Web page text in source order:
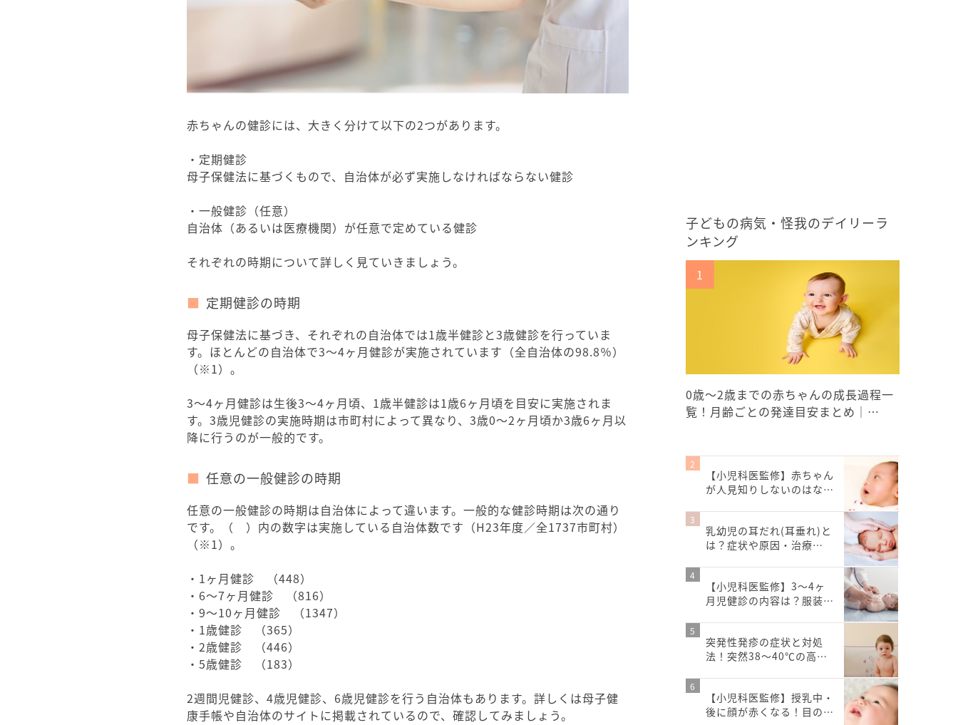
赤ちゃんの健診には、大きく分けて以下の2つがあります。
・定期健診
母子保健法に基づくもので、自治体が必ず実施しなければならない健診
・一般健診（任意）
自治体（あるいは医療機関）が任意で定めている健診
それぞれの時期について詳しく見ていきましょう。
定期健診の時期
母子保健法に基づき、それぞれの自治体では1歳半健診と3歳健診を行っていま
す。ほとんどの自治体で3～4ヶ月健診が実施されています（全自治体の98.8％）
（※1）。
3～4ヶ月健診は生後3～4ヶ月頃、1歳半健診は1歳6ヶ月頃を目安に実施されま
す。3歳児健診の実施時期は市町村によって異なり、3歳0～2ヶ月頃か3歳6ヶ月以
降に行うのが一般的です。
任意の一般健診の時期
任意の一般健診の時期は自治体によって違います。一般的な健診時期は次の通り
です。（ ）内の数字は実施している自治体数です（H23年度／全1737市町村）
（※1）。
・1ヶ月健診 （448）
・6～7ヶ月健診 （816）
・9～10ヶ月健診 （1347）
・1歳健診 （365）
・2歳健診 （446）
・5歳健診 （183）
2週間児健診、4歳児健診、6歳児健診を行う自治体もあります。詳しくは母子健
康手帳や自治体のサイトに掲載されているので、確認してみましょう。
子どもの病気・怪我のデイリーラ
ンキング
0歳〜2歳までの赤ちゃんの成長過程一
覧！月齢ごとの発達目安まとめ｜…
【小児科医監修】赤ちゃん
が人見知りしないのはな…
乳幼児の耳だれ(耳垂れ)と
は？症状や原因・治療…
【小児科医監修】3～4ヶ
月児健診の内容は？服装…
突発性発疹の症状と対処
法！突然38～40℃の高…
【小児科医監修】授乳中・
後に顔が赤くなる！目の…